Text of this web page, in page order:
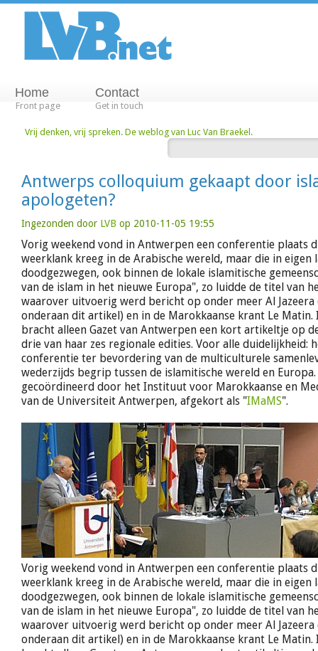
Home
Front page
Contact
Get in touch
Vrij denken, vrij spreken. De weblog van Luc Van Braekel.
Antwerps colloquium gekaapt door
apologeten?
Ingezonden door LVB op 2010-11-05 19:55
Vorig weekend vond in Antwerpen een conferentie plaats
weerklank kreeg in de Arabische wereld, maar die in eigen
doodgezwegen, ook binnen de lokale islamitische
van de islam in het nieuwe Europa", zo luidde de titel van
waarover uitvoerig werd bericht op onder meer Al Jazeera
onderaan dit artikel) en in de Marokkaanse krant Le Matin.
bracht alleen Gazet van Antwerpen een kort artikeltje op
drie van haar zes regionale edities. Voor alle duidelijkheid:
conferentie ter bevordering van de multiculturele
wederzijds begrip tussen de islamitische wereld en
gecoördineerd door het Instituut voor Marokkaanse en
van de Universiteit Antwerpen, afgekort als "IMaMS".
Vorig weekend vond in Antwerpen een conferentie plaats
weerklank kreeg in de Arabische wereld, maar die in eigen
doodgezwegen, ook binnen de lokale islamitische
van de islam in het nieuwe Europa", zo luidde de titel van
waarover uitvoerig werd bericht op onder meer Al Jazeera
onderaan dit artikel) en in de Marokkaanse krant Le Matin.